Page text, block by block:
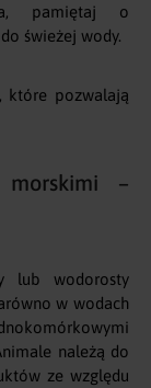
pamiętaj o
świeżej wody.
które pozwalają
–
lub wodorosty
w wodach
należą do
ze względu